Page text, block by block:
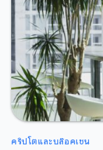
คริปโตและบล๊อคเชน